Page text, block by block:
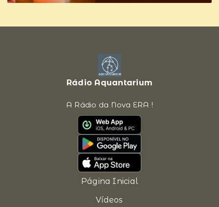
Rádio Aquantarium
A Rádio da Nova ERA !
Página Inicial
Vídeos